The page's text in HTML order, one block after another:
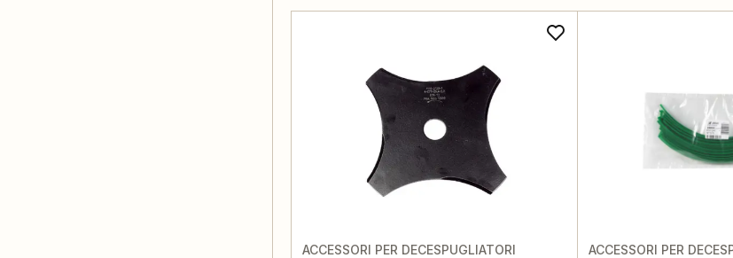
ACCESSORI PER DECESPUGLIATORI ACCESSORI PER